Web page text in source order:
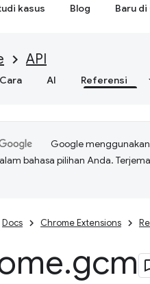
kasus Blog Baru
API
Cara AI Referensi
Google
bahasa pilihan Anda.
Docs Chrome Extensions
.gcm